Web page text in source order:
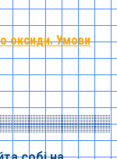
оксиди. Умови